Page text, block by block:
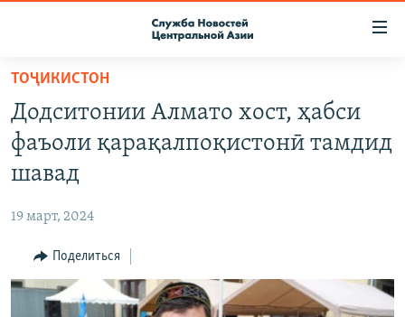
Вернуться
основному
содержанию
Вернутся
главной
навигации
Вернутся
поиску
ПОДПИСКА
КОНТАКТЫ
НАСТОЯЩЕЕ ВРЕМЯ
МИГРАНТ МЕДИА
ТОҶИКИСТОН
Додситонии Алмато хост, ҳабси
фаъоли қарақалпоқистонӣ тамдид
шавад
19 март, 2024
Поделиться